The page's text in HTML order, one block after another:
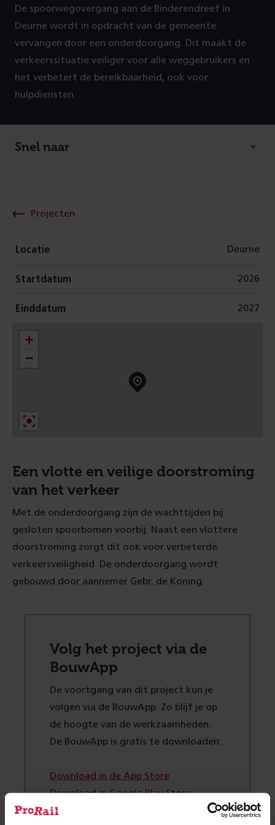
De spoorwegovergang aan de Binderendreef in
Deurne wordt in opdracht van de gemeente
vervangen door een onderdoorgang. Dit maakt de
verkeerssituatie veiliger voor alle weggebruikers en
het verbetert de bereikbaarheid, ook voor
hulpdiensten.
Snel naar
Projecten
Locatie Deurne
Startdatum 2026
Einddatum 2027
+
−
Een vlotte en veilige doorstroming
van het verkeer
Met de onderdoorgang zijn de wachttijden bij
gesloten spoorbomen voorbij. Naast een vlottere
doorstroming zorgt dit ook voor verbeterde
verkeersveiligheid. De onderdoorgang wordt
gebouwd door aannemer Gebr. de Koning.
Volg het project via de
BouwApp
De voortgang van dit project kun je
volgen via de BouwApp. Zo blijf je op
de hoogte van de werkzaamheden.
De BouwApp is gratis te downloaden:
Download in de App Store
Download in Google Play Store
Volg in de app het project: